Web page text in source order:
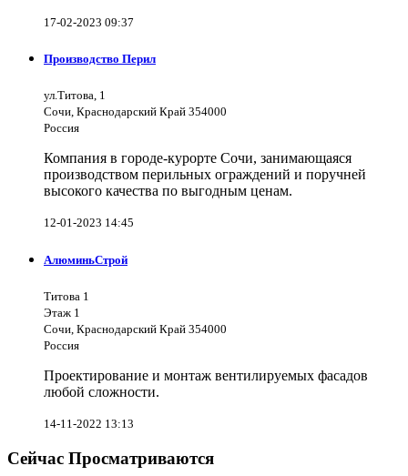
17-02-2023 09:37
Производство Перил
ул.Титова, 1
Сочи, Краснодарский Край 354000
Россия
Компания в городе-курорте Сочи, занимающаяся
производством перильных ограждений и поручней
высокого качества по выгодным ценам.
12-01-2023 14:45
АлюминьСтрой
Титова 1
Этаж 1
Сочи, Краснодарский Край 354000
Россия
Проектирование и монтаж вентилируемых фасадов
любой сложности.
14-11-2022 13:13
Сейчас Просматриваются